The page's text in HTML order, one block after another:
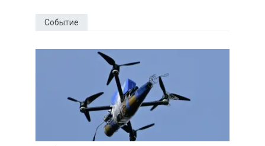
Событие